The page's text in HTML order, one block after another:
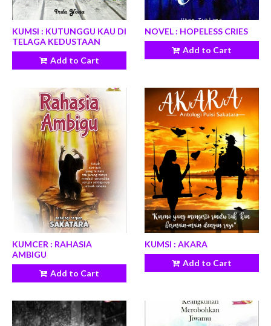
KUMSI : KUTUNGGU KAU DI
TELAGA KEDUSTAAN
Add to Cart
NOVEL : HOPELESS CRIES
Add to Cart
KUMCER : RAHASIA
AMBIGU
Add to Cart
KUMSI : AKARA
Add to Cart